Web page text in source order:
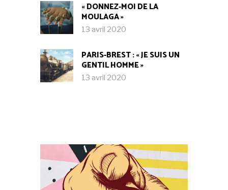
« DONNEZ-MOI DE LA
MOULAGA »
13 avril 2020
PARIS-BREST : « JE SUIS UN
GENTIL HOMME »
13 avril 2020